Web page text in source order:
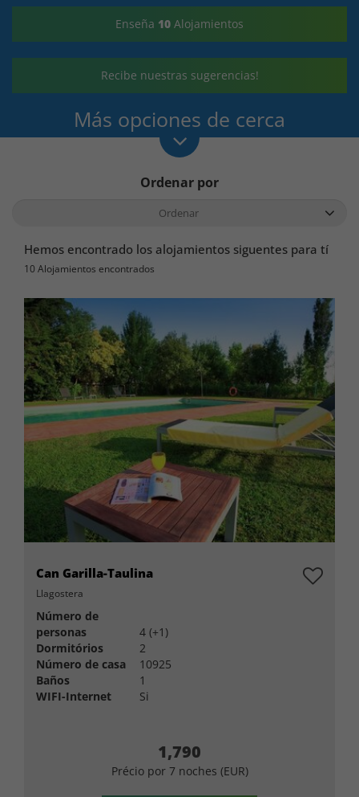
Enseña 10 Alojamientos
Recibe nuestras sugerencias!
Más opciones de cerca
Ordenar por
Hemos encontrado los alojamientos siguentes para tí
10 Alojamientos encontrados
Can Garilla-Taulina
Llagostera
Número de
personas
4 (+1)
Dormitórios
2
Número de casa
10925
Baños
1
WIFI-Internet
Si
1,790
Précio por 7 noches (EUR)